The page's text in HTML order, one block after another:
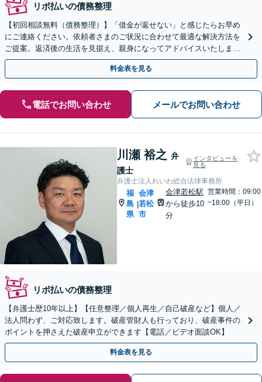
リボ払いの債務整理
【初回相談無料（債務整理）】「借金が返せない」と感じたらお早め
にご連絡ください。依頼者さまのご状況に合わせて最適な解決方法を
ご提案。返済後の生活を見据え、親身になってアドバイスいたしま
す。【分割払い可能】【法テラス利用可能】
料金表を見る
電話でお問い合わせ メールでお問い合わせ
川瀬 裕之 弁
護士
インタビューを
見る
弁護士法人れいわ総合法律事務所
福
島
県
|
会津
若松
市
会津若松駅
から徒歩10
分
営業時間：09:00
~18:00（平日）
リボ払いの債務整理
【弁護士歴10年以上】【任意整理／個人再生／自己破産など】個人／
法人問わず、ご対応致します。破産管財人も行っており、破産事件の
ポイントを押さえた破産申立ができます【電話／ビデオ面談OK】
料金表を見る